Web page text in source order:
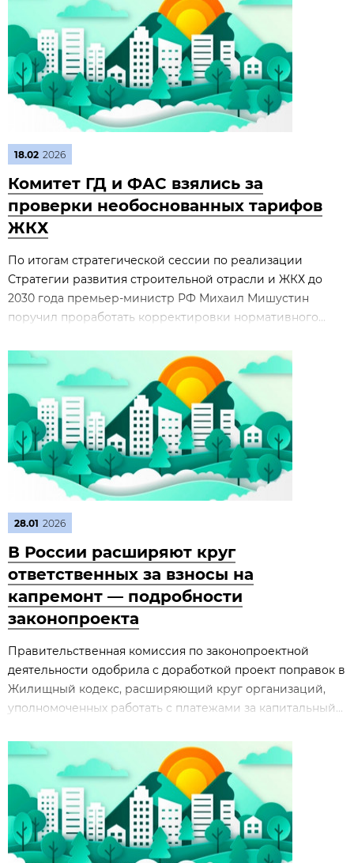
18.02 2026
Комитет ГД и ФАС взялись за
проверки необоснованных тарифов
ЖКХ
По итогам стратегической сессии по реализации
Стратегии развития строительной отрасли и ЖКХ до
2030 года премьер‑министр РФ Михаил Мишустин
поручил проработать корректировки нормативного...
28.01 2026
В России расширяют круг
ответственных за взносы на
капремонт — подробности
законопроекта
Правительственная комиссия по законопроектной
деятельности одобрила с доработкой проект поправок в
Жилищный кодекс, расширяющий круг организаций,
уполномоченных работать с платежами за капитальный...